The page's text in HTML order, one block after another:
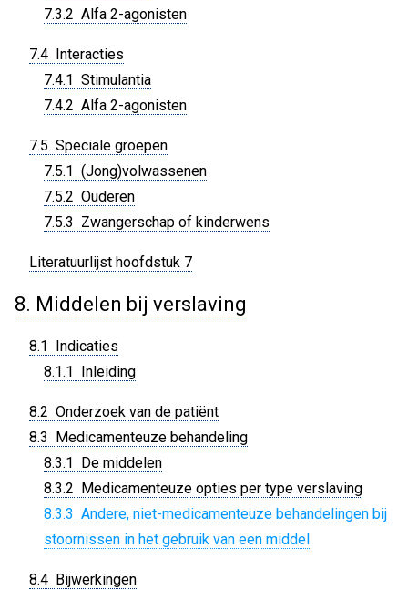
7.3.2 Alfa 2-agonisten
7.4 Interacties
7.4.1 Stimulantia
7.4.2 Alfa 2-agonisten
7.5 Speciale groepen
7.5.1 (Jong)volwassenen
7.5.2 Ouderen
7.5.3 Zwangerschap of kinderwens
Literatuurlijst hoofdstuk 7
8. Middelen bij verslaving
8.1 Indicaties
8.1.1 Inleiding
8.2 Onderzoek van de patiënt
8.3 Medicamenteuze behandeling
8.3.1 De middelen
8.3.2 Medicamenteuze opties per type verslaving
8.3.3 Andere, niet-medicamenteuze behandelingen bij
stoornissen in het gebruik van een middel
8.4 Bijwerkingen